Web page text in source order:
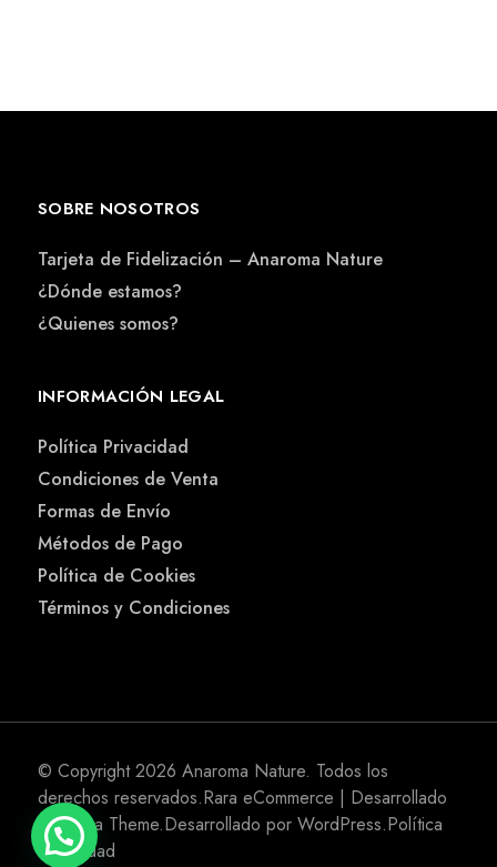
SOBRE NOSOTROS
Tarjeta de Fidelización – Anaroma Nature
¿Dónde estamos?
¿Quienes somos?
INFORMACIÓN LEGAL
Política Privacidad
Condiciones de Venta
Formas de Envío
Métodos de Pago
Política de Cookies
Términos y Condiciones
© Copyright 2026 Anaroma Nature. Todos los
derechos reservados.Rara eCommerce | Desarrollado
porRara Theme.Desarrollado por WordPress.Política
Privacidad